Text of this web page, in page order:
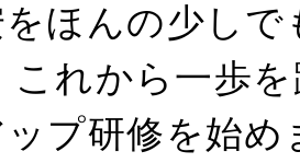
ほんの少し
これから一歩
プ研修を始め